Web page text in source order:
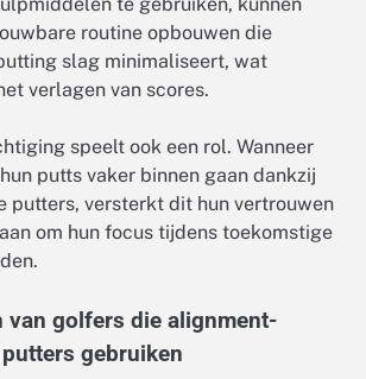
routine opbouwen die
slag minimaliseert, wat
verlagen van scores.
speelt ook een rol. Wanneer
putts vaker binnen gaan dankzij
putters, versterkt dit hun vertrouwen
om hun focus tijdens toekomstige
van golfers die alignment-
gebruiken